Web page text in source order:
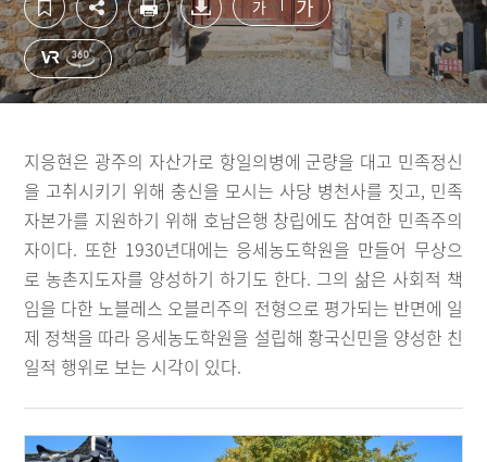
가 가
지응현은 광주의 자산가로 항일의병에 군량을 대고 민족정신
을 고취시키기 위해 충신을 모시는 사당 병천사를 짓고, 민족
자본가를 지원하기 위해 호남은행 창립에도 참여한 민족주의
자이다. 또한 1930년대에는 응세농도학원을 만들어 무상으
로 농촌지도자를 양성하기 하기도 한다. 그의 삶은 사회적 책
임을 다한 노블레스 오블리주의 전형으로 평가되는 반면에 일
제 정책을 따라 응세농도학원을 설립해 황국신민을 양성한 친
일적 행위로 보는 시각이 있다.